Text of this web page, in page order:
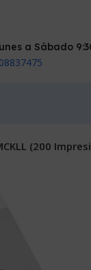
a Sábado
(200
de